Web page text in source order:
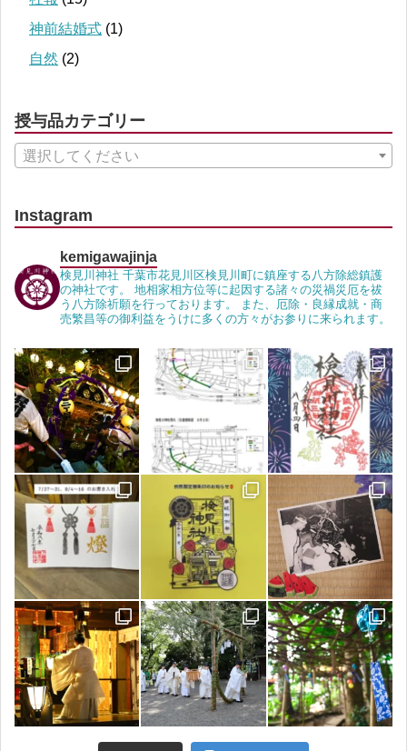
神前結婚式 (1)
自然 (2)
授与品カテゴリー
選択してください
Instagram
kemigawajinja
検見川神社 千葉市花見川区検見川町に鎮座する八方除総鎮護
の神社です。 地相家相方位等に起因する諸々の災禍災厄を祓
う八方除祈願を行っております。 また、厄除・良縁成就・商
売繁昌等の御利益をうけに多くの方々がお参りに来られます。